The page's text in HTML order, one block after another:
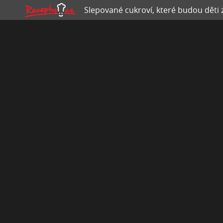
Slepované cukroví, které budou děti